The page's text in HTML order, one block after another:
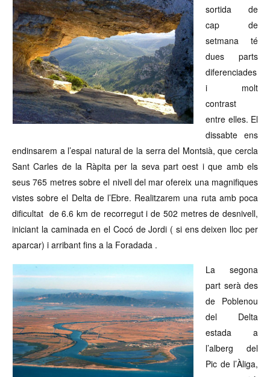
sortida de
cap de
setmana té
dues parts
diferenciades
i molt
contrast
entre elles. El
dissabte ens
endinsarem a l’espai natural de la serra del Montsià, que cercla
Sant Carles de la Ràpita per la seva part oest i que amb els
seus 765 metres sobre el nivell del mar ofereix una magnifiques
vistes sobre el Delta de l’Ebre. Realitzarem una ruta amb poca
dificultat de 6.6 km de recorregut i de 502 metres de desnivell,
iniciant la caminada en el Cocó de Jordi ( si ens deixen lloc per
aparcar) i arribant fins a la Foradada .
La segona
part serà des
de Poblenou
del Delta
estada a
l’alberg del
Pic de l’Àliga,